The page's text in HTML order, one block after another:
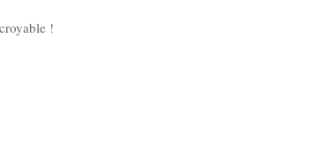
!